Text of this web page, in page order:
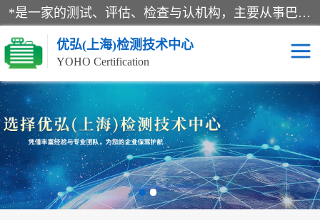
*是一家的测试、评估、检查与认机构，主要从事巴西NR10认证、NR12认证、NR13认证；ANATEL认证、INMTRO认证，欧盟CE认证：MD认证，PED认证，MID认证，ATEX认证，德国蓝色天使认证。
优弘(上海)检测技术中心
YOHO Certification
RECYCLASS认证 NR10认证
NR12认证 NR13认证
ART认证 巴西NR认证